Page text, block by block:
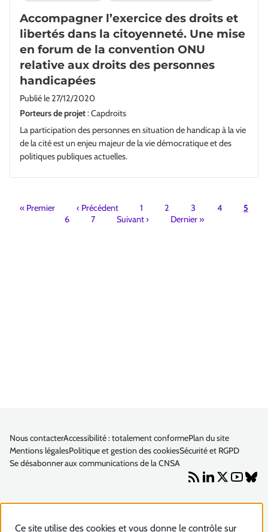
Accompagner l’exercice des droits et
libertés dans la citoyenneté. Une mise
en forum de la convention ONU
relative aux droits des personnes
handicapées
Publié le 27/12/2020
Porteurs de projet: Capdroits
La participation des personnes en situation de handicap à la vie
de la cité est un enjeu majeur de la vie démocratique et des
politiques publiques actuelles.
Pagination
« Premier ‹ Précédent 1 2 3 4
5
6
7 Suivant› Dernier»
Nous contacterAccessibilité : totalement conformePlan du site
Mentions légalesPolitique et gestion des cookiesSécurité et RGPD
Se désabonner aux communications de la CNSA
Ce site utilise des cookies et vous donne le contrôle sur